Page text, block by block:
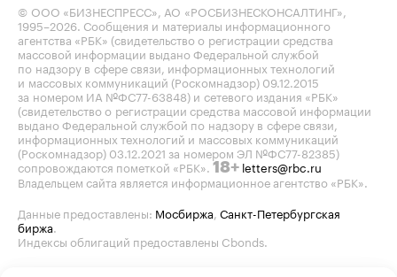
© ООО «БИЗНЕСПРЕСС», АО «РОСБИЗНЕСКОНСАЛТИНГ»,
1995–2026 . Сообщения и материалы информационного
агентства «РБК» (свидетельство о регистрации средства
массовой информации выдано Федеральной службой
по надзору в сфере связи, информационных технологий
и массовых коммуникаций (Роскомнадзор) 09.12.2015
за номером ИА №ФС77-63848) и сетевого издания «РБК»
(свидетельство о регистрации средства массовой информации
выдано Федеральной службой по надзору в сфере связи,
информационных технологий и массовых коммуникаций
(Роскомнадзор) 03.12.2021 за номером ЭЛ №ФС77-82385)
сопровождаются пометкой «РБК». 18+ letters@rbc.ru
Владельцем сайта является информационное агентство «РБК».
Данные предоставлены: Мосбиржа Санкт-Петербургская
биржа
Индексы облигаций предоставлены Cbonds.